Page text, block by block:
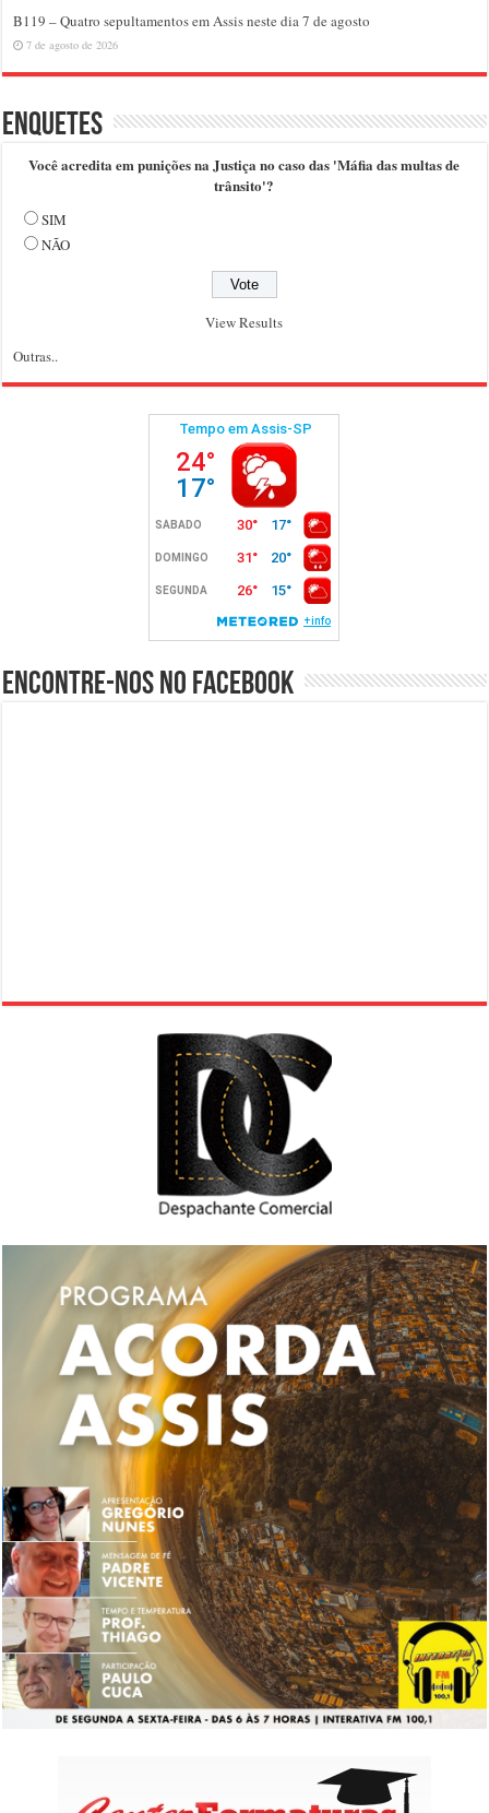
B119 – Quatro sepultamentos em Assis neste dia 7 de agosto
7 de agosto de 2026
Enquetes
Você acredita em punições na Justiça no caso das 'Máfia das multas de
trânsito'?
SIM
NÃO
View Results
Outras..
Encontre-nos no Facebook